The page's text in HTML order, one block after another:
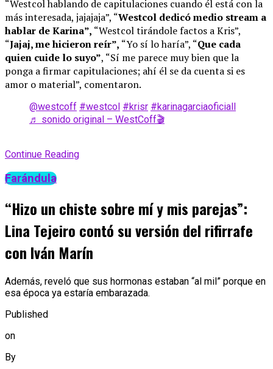
“Westcol hablando de capitulaciones cuando él está con la
más interesada, jajajaja”, “Westcol dedicó medio stream a
hablar de Karina”, “Westcol tirándole factos a Kris”,
“Jajaj, me hicieron reír”, “Yo sí lo haría”, “Que cada
quien cuide lo suyo”, “Sí me parece muy bien que la
ponga a firmar capitulaciones; ahí él se da cuenta si es
amor o material”, comentaron.
@westcoff #westcol #krisr #karinagarciaoficiall
♬ sonido original – WestCoff🎬
Continue Reading
Farándula
“Hizo un chiste sobre mí y mis parejas”:
Lina Tejeiro contó su versión del rifirrafe
con Iván Marín
Además, reveló que sus hormonas estaban “al mil” porque en
esa época ya estaría embarazada.
Published
on
By